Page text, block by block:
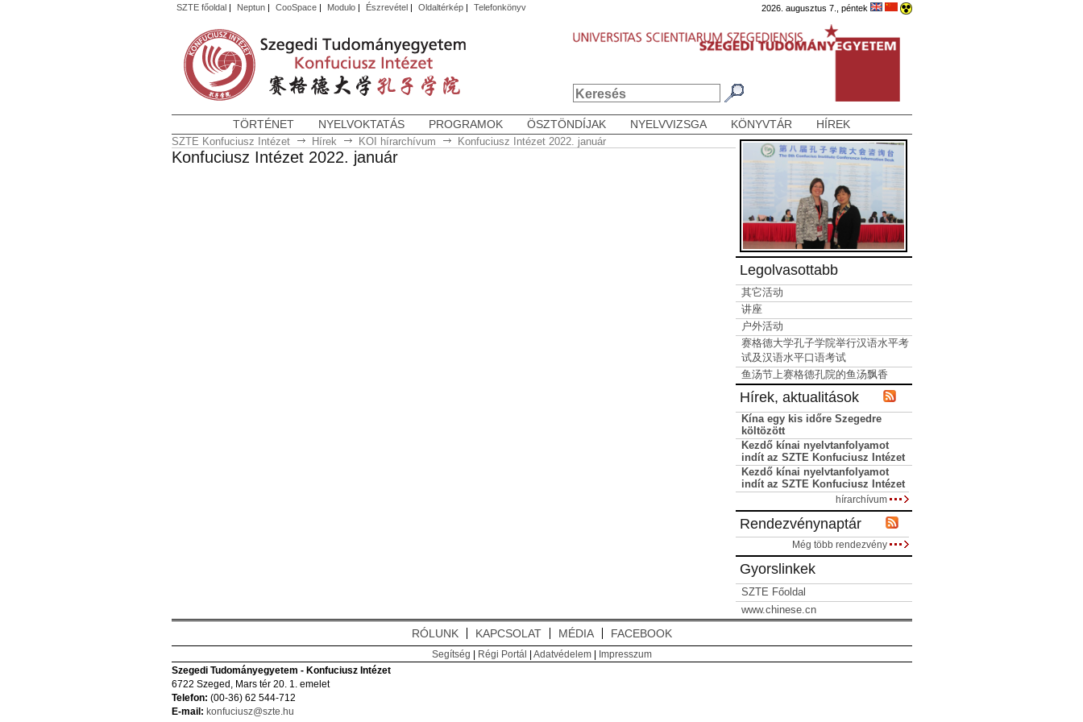
SZTE főoldal| Neptun| CooSpace| Modulo| Észrevétel| Oldaltérkép| Telefonkönyv 2026. augusztus 7., péntek
TÖRTÉNET NYELVOKTATÁS PROGRAMOK ÖSZTÖNDÍJAK NYELVVIZSGA KÖNYVTÁR HÍREK
SZTE Konfuciusz Intézet Hírek KOI hírarchívum Konfuciusz Intézet 2022. január
Konfuciusz Intézet 2022. január
Legolvasottabb
其它活动
讲座
户外活动
赛格德大学孔子学院举行汉语水平考
试及汉语水平口语考试
鱼汤节上赛格德孔院的鱼汤飘香
Hírek, aktualitások
Kína egy kis időre Szegedre
költözött
Kezdő kínai nyelvtanfolyamot
indít az SZTE Konfuciusz Intézet
Kezdő kínai nyelvtanfolyamot
indít az SZTE Konfuciusz Intézet
hírarchívum
Rendezvénynaptár
Még több rendezvény
Gyorslinkek
SZTE Főoldal
www.chinese.cn
RÓLUNK KAPCSOLAT MÉDIA FACEBOOK
Segítség Régi Portál Adatvédelem| Impresszum
Szegedi Tudományegyetem - Konfuciusz Intézet
6722 Szeged, Mars tér 20. 1. emelet
Telefon: (00-36) 62 544-712
E-mail: konfuciusz@szte.hu